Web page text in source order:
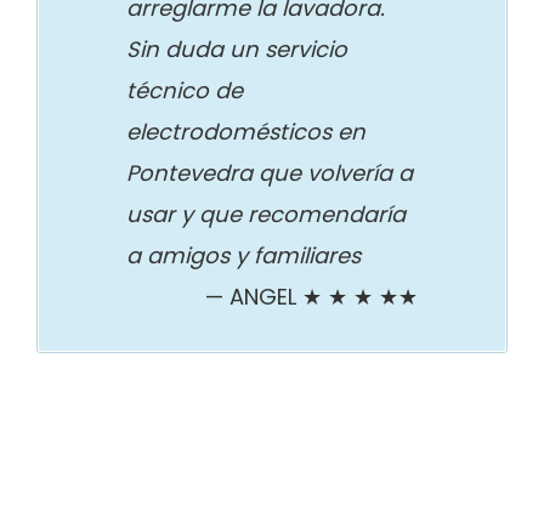
arreglarme la lavadora.
Sin duda un servicio
técnico de
electrodomésticos en
Pontevedra que volvería a
usar y que recomendaría
a amigos y familiares
ANGEL ★ ★ ★ ★★